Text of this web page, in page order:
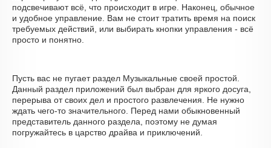
подсвечивают всё, что происходит в игре. Наконец, обычное
и удобное управление. Вам не стоит тратить время на поиск
требуемых действий, или выбирать кнопки управления - всё
просто и понятно.
Пусть вас не пугает раздел Музыкальные своей простой.
Данный раздел приложений был выбран для яркого досуга,
перерыва от своих дел и простого развлечения. Не нужно
ждать чего-то значительного. Перед нами обыкновенный
представитель данного раздела, поэтому не думая
погружайтесь в царство драйва и приключений.